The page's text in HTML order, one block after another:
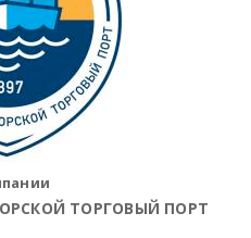
ТОРГОВЫЙ ПОРТ